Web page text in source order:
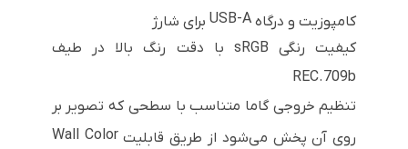
کامپوزیت و درگاه USB-Aبرای شارژ
کیفیت رنگی sRGB با دقت رنگ بالا در طیف
REC.709b
تنظیم خروجی گاما متناسب با سطحی که تصویر بر
روی آن پخش می‌شود از طریق قابلیتWall Color